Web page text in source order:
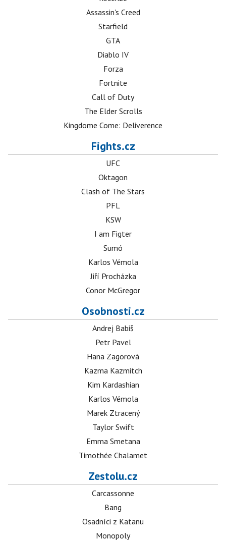
Assassin's Creed
Starfield
GTA
Diablo IV
Forza
Fortnite
Call of Duty
The Elder Scrolls
Kingdome Come: Deliverence
Fights.cz
UFC
Oktagon
Clash of The Stars
PFL
KSW
I am Figter
Sumó
Karlos Vémola
Jiří Procházka
Conor McGregor
Osobnosti.cz
Andrej Babiš
Petr Pavel
Hana Zagorová
Kazma Kazmitch
Kim Kardashian
Karlos Vémola
Marek Ztracený
Taylor Swift
Emma Smetana
Timothée Chalamet
Zestolu.cz
Carcassonne
Bang
Osadníci z Katanu
Monopoly